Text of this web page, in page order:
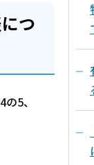
つ
5、